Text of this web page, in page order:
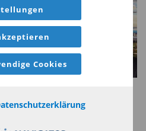
Cookies
Boutique
2004 von Discover Capital